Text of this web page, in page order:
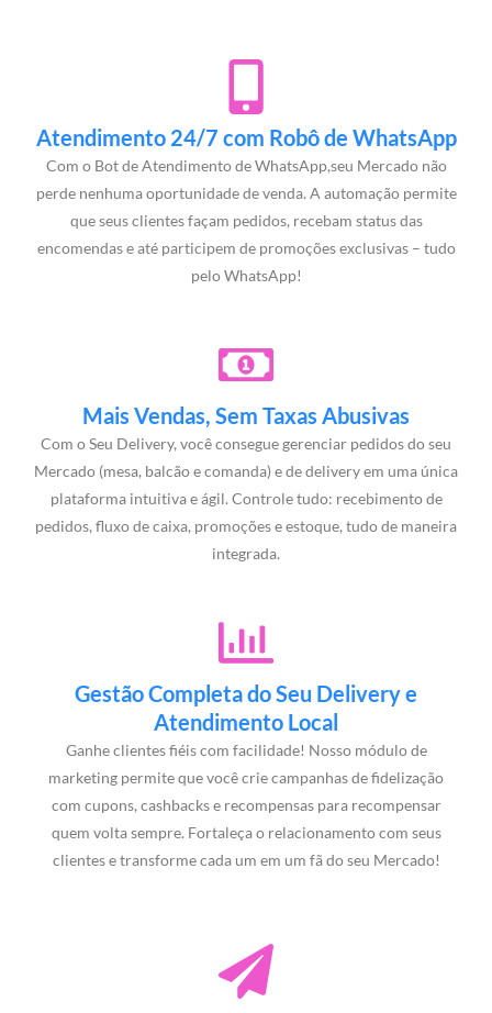
Atendimento 24/7 com Robô de WhatsApp
Com o Bot de Atendimento de WhatsApp,seu Mercado não
perde nenhuma oportunidade de venda. A automação permite
que seus clientes façam pedidos, recebam status das
encomendas e até participem de promoções exclusivas – tudo
pelo WhatsApp!
Mais Vendas, Sem Taxas Abusivas
Com o Seu Delivery, você consegue gerenciar pedidos do seu
Mercado (mesa, balcão e comanda) e de delivery em uma única
plataforma intuitiva e ágil. Controle tudo: recebimento de
pedidos, fluxo de caixa, promoções e estoque, tudo de maneira
integrada.
Gestão Completa do Seu Delivery e
Atendimento Local
Ganhe clientes fiéis com facilidade! Nosso módulo de
marketing permite que você crie campanhas de fidelização
com cupons, cashbacks e recompensas para recompensar
quem volta sempre. Fortaleça o relacionamento com seus
clientes e transforme cada um em um fã do seu Mercado!